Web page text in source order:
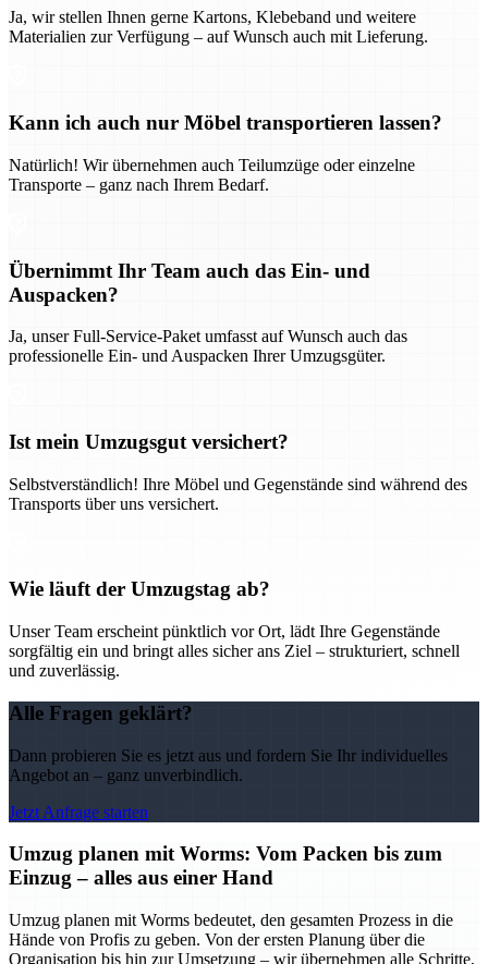
Ja, wir stellen Ihnen gerne Kartons, Klebeband und weitere
Materialien zur Verfügung – auf Wunsch auch mit Lieferung.
Kann ich auch nur Möbel transportieren lassen?
Natürlich! Wir übernehmen auch Teilumzüge oder einzelne
Transporte – ganz nach Ihrem Bedarf.
Übernimmt Ihr Team auch das Ein- und
Auspacken?
Ja, unser Full-Service-Paket umfasst auf Wunsch auch das
professionelle Ein- und Auspacken Ihrer Umzugsgüter.
Ist mein Umzugsgut versichert?
Selbstverständlich! Ihre Möbel und Gegenstände sind während des
Transports über uns versichert.
Wie läuft der Umzugstag ab?
Unser Team erscheint pünktlich vor Ort, lädt Ihre Gegenstände
sorgfältig ein und bringt alles sicher ans Ziel – strukturiert, schnell
und zuverlässig.
Alle Fragen geklärt?
Dann probieren Sie es jetzt aus und fordern Sie Ihr individuelles
Angebot an – ganz unverbindlich.
Jetzt Anfrage starten
Umzug planen mit Worms: Vom Packen bis zum
Einzug – alles aus einer Hand
Umzug planen mit Worms bedeutet, den gesamten Prozess in die
Hände von Profis zu geben. Von der ersten Planung über die
Organisation bis hin zur Umsetzung – wir übernehmen alle Schritte,